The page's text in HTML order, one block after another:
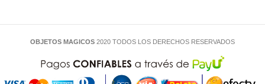
OBJETOS MAGICOS 2020 TODOS LOS DERECHOS RESERVADOS